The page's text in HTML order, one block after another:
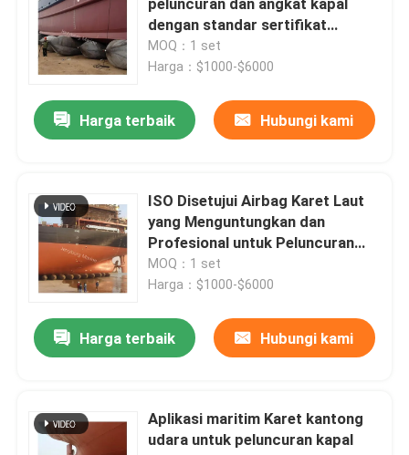
Fender Pneumatik Hidro
busa diisi fender
Selang Oli Laut
Peluncuran kapal airbag
Pelampung Navigasi Laut
dengan standar sertifikat
ISO14409
MOQ：1 set
Harga：$1000-$6000
Harga terbaik Hubungi kami
ISO Disetujui Airbag Karet Laut
yang Menguntungkan dan
Profesional untuk Peluncuran
dan Angkat Kapal
MOQ：1 set
Harga：$1000-$6000
Harga terbaik Hubungi kami
Aplikasi maritim Karet kantong
udara untuk peluncuran kapal